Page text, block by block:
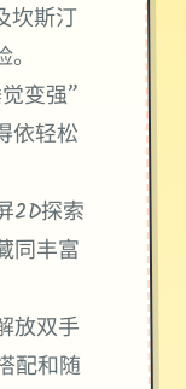
坎斯汀
变强”
依轻松
2D探索
同丰富
放双手
配和随